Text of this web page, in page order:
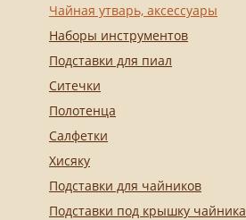
Чайная утварь, аксессуары
Наборы инструментов
Подставки для пиал
Ситечки
Полотенца
Салфетки
Хисяку
Подставки для чайников
Подставки под крышку чайника